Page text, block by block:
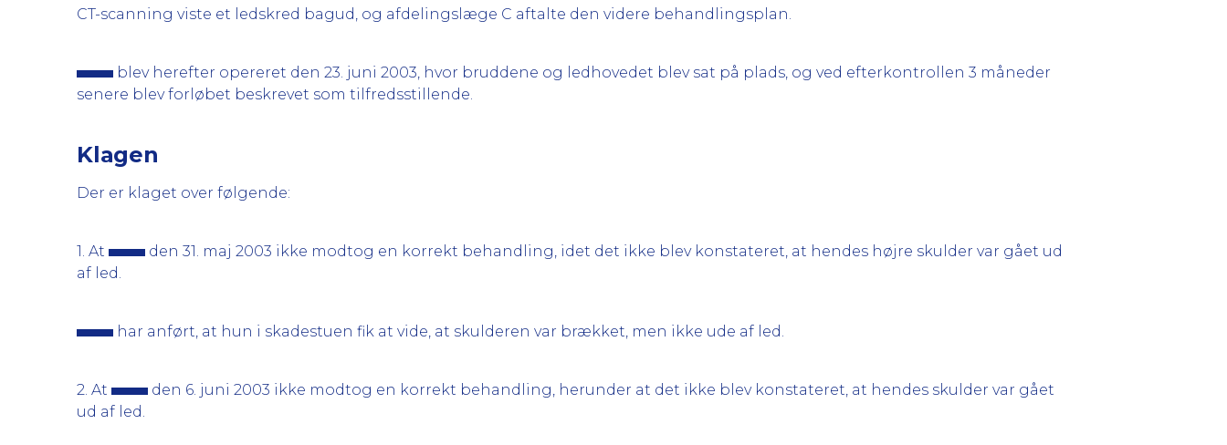
CT-scanning viste et ledskred bagud, og afdelingslæge C aftalte den videre behandlingsplan.
blev herefter opereret den 23. juni 2003, hvor bruddene og ledhovedet blev sat på plads, og ved efterkontrollen 3 måneder
senere blev forløbet beskrevet som tilfredsstillende.
Klagen
Der er klaget over følgende:
1. At
den 31. maj 2003 ikke modtog en korrekt behandling, idet det ikke blev konstateret, at hendes højre skulder var gået ud
af led.
har anført, at hun i skadestuen fik at vide, at skulderen var brækket, men ikke ude af led.
2. At
den 6. juni 2003 ikke modtog en korrekt behandling, herunder at det ikke blev konstateret, at hendes skulder var gået
ud af led.